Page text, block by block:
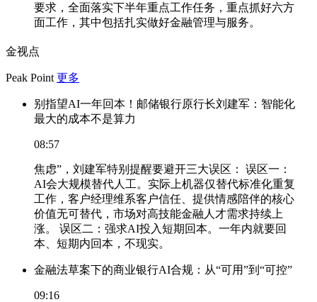
要求，全面落实下半年重点工作任务，重点抓好六方
面工作，其中包括扎实做好金融管理与服务。
金视点
Peak Point 更多
别指望AI一年回本！邮储银行原行长刘建军：智能化
最大的成本不是算力
08:57
焦虑”，刘建军特别提醒要避开三大误区： 误区一：
AI会大规模替代人工。实际上机器仅替代标准化重复
工作，客户经理维系客户信任、提供情感陪伴的核心
价值无可替代，市场对高技能金融人才需求持续上
涨。 误区二：强求AI投入短期回本。一年内就要回
本、短期内回本，不现实。
金融法草案下的商业银行AI合规：从“可用”到“可控”
09:16